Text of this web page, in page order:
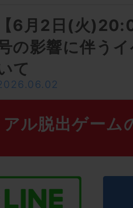
【6月2日(火
の影響に伴う
て
ル脱出ゲーム